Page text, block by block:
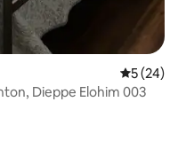
5 (24)
Dieppe Elohim 003